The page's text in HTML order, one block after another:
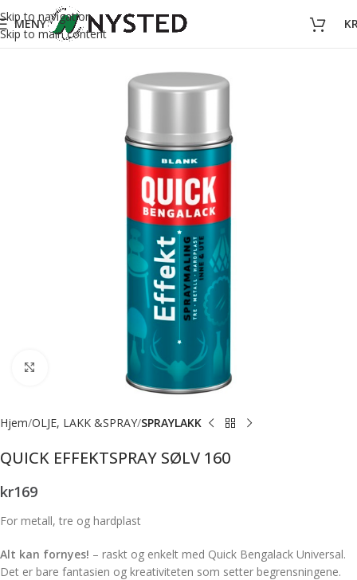
Skip to navigation
Skip to main content
MENY
Hjem OLJE, LAKK &SPRAY SPRAYLAKK
QUICK EFFEKTSPRAY SØLV 160
kr169
For metall, tre og hardplast
Alt kan fornyes! – raskt og enkelt med Quick Bengalack Universal.
Det er bare fantasien og kreativiteten som setter begrensningene.